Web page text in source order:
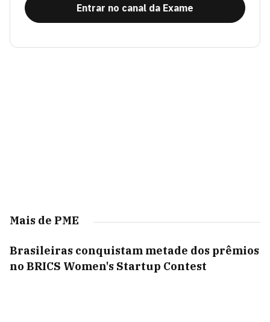
Entrar no canal da Exame
Mais de PME
Brasileiras conquistam metade dos prêmios
no BRICS Women's Startup Contest